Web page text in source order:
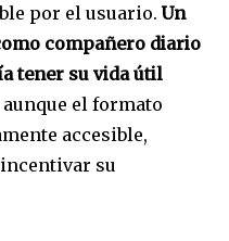
por el usuario.Un
compañero diario
tener su vida útil
aunque el formato
accesible,
su